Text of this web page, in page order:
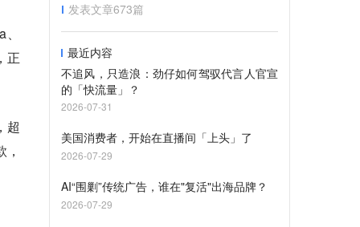
正
超
发表文章673篇
最近内容
不追风，只造浪：劲仔如何驾驭代言人官宣
的「快流量」？
2026-07-31
美国消费者，开始在直播间「上头」了
2026-07-29
AI“围剿”传统广告，谁在"复活"出海品牌？
2026-07-29